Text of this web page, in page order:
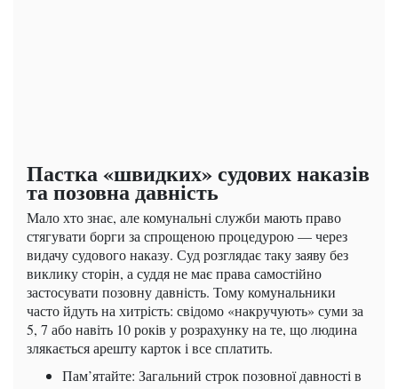
Пастка «швидких» судових наказів
та позовна давність
Мало хто знає, але комунальні служби мають право
стягувати борги за спрощеною процедурою — через
видачу судового наказу. Суд розглядає таку заяву без
виклику сторін, а суддя не має права самостійно
застосувати позовну давність. Тому комунальники
часто йдуть на хитрість: свідомо «накручують» суми за
5, 7 або навіть 10 років у розрахунку на те, що людина
злякається арешту карток і все сплатить.
Пам’ятайте: Загальний строк позовної давності в